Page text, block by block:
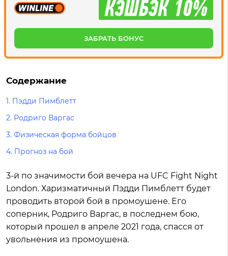
ЗАБРАТЬ БОНУС
Содержание
1. Пэдди Пимблетт
2. Родриго Варгас
3. Физическая форма бойцов
4. Прогноз на бой
3-й по значимости бой вечера на UFC Fight Night
London. Харизматичный Пэдди Пимблетт будет
проводить второй бой в промоушене. Его
соперник, Родриго Варгас, в последнем бою,
который прошел в апреле 2021 года, спасся от
увольнения из промоушена.